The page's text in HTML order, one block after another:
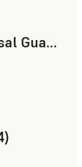
Dental LT Comfort Occlusal Guard (Form 4)